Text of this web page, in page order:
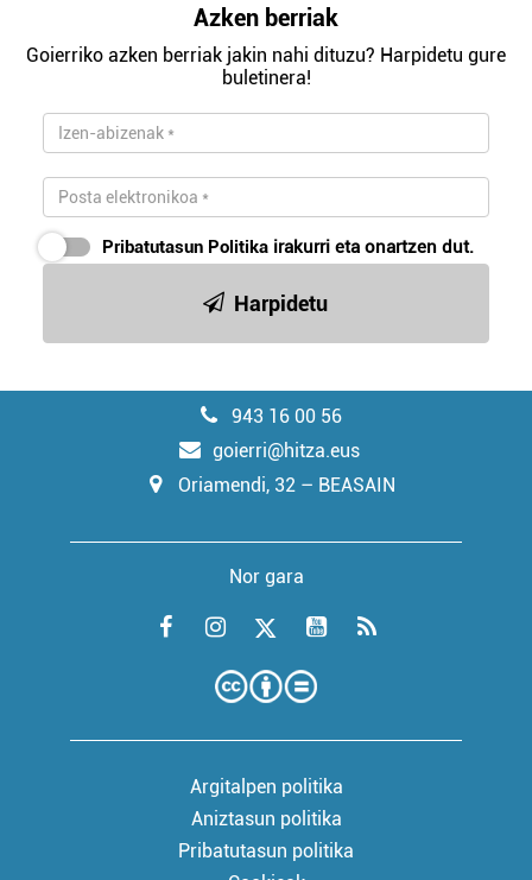
Azken berriak
Goierriko azken berriak jakin nahi dituzu? Harpidetu gure
buletinera!
Pribatutasun Politika irakurri eta onartzen dut.
Harpidetu
943 16 00 56
goierri@hitza.eus
Oriamendi, 32 – BEASAIN
Nor gara
Argitalpen politika
Aniztasun politika
Pribatutasun politika